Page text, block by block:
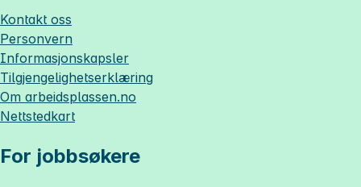
Kontakt oss
Personvern
Informasjonskapsler
Tilgjengelighetserklæring
Om arbeidsplassen.no
Nettstedkart
For jobbsøkere